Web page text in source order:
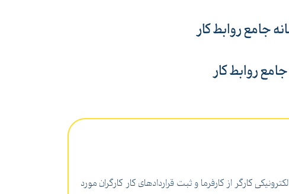
جامع روابط کار
روابط کار
شکایت الکترونیکی کارگر از کارفرما و ثبت قراردادهای کار کارگران مورد